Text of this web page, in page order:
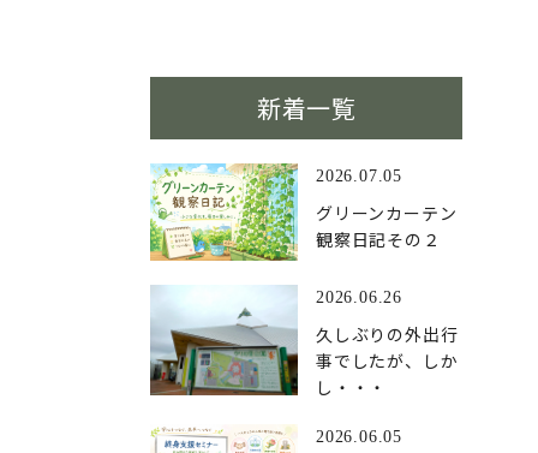
新着一覧
2026.07.05
グリーンカーテン
観察日記その２
2026.06.26
久しぶりの外出行
事でしたが、しか
し・・・
2026.06.05